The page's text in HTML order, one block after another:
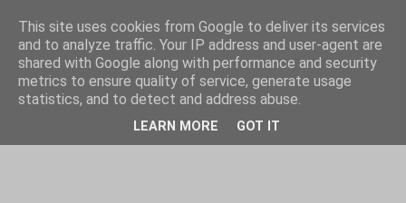
This site uses cookies from Google to deliver its services
and to analyze traffic. Your IP address and user-agent are
shared with Google along with performance and security
metrics to ensure quality of service, generate usage
statistics, and to detect and address abuse.
LEARN MORE GOT IT